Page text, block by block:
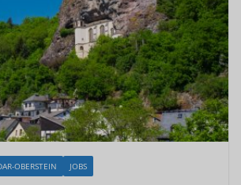
OBERSTEIN JOBS